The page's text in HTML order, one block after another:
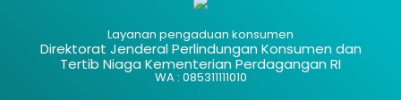
Layanan pengaduan konsumen
Direktorat Jenderal Perlindungan Konsumen dan
Tertib Niaga Kementerian Perdagangan RI
WA : 085311111010